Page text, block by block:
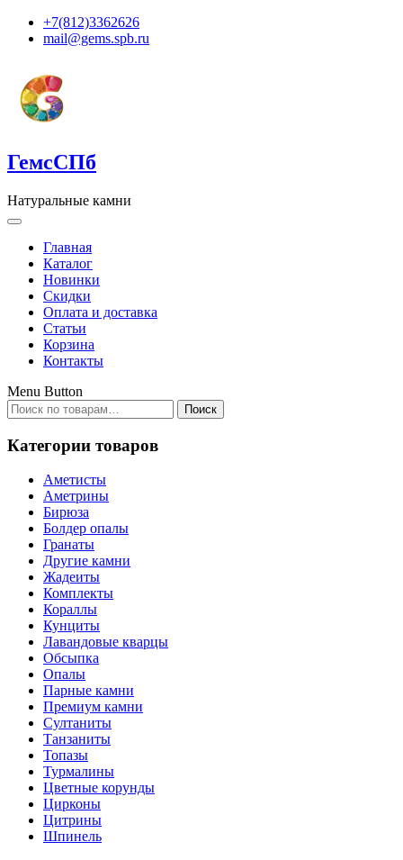
+7(812)3362626
mail@gems.spb.ru
ГемсСПб
Натуральные камни
Главная
Каталог
Новинки
Скидки
Оплата и доставка
Статьи
Корзина
Контакты
Menu Button
Искать:
Поиск
Категории товаров
Аметисты
Аметрины
Бирюза
Болдер опалы
Гранаты
Другие камни
Жадеиты
Комплекты
Кораллы
Кунциты
Лавандовые кварцы
Обсыпка
Опалы
Парные камни
Премиум камни
Султаниты
Танзаниты
Топазы
Турмалины
Цветные корунды
Цирконы
Цитрины
Шпинель